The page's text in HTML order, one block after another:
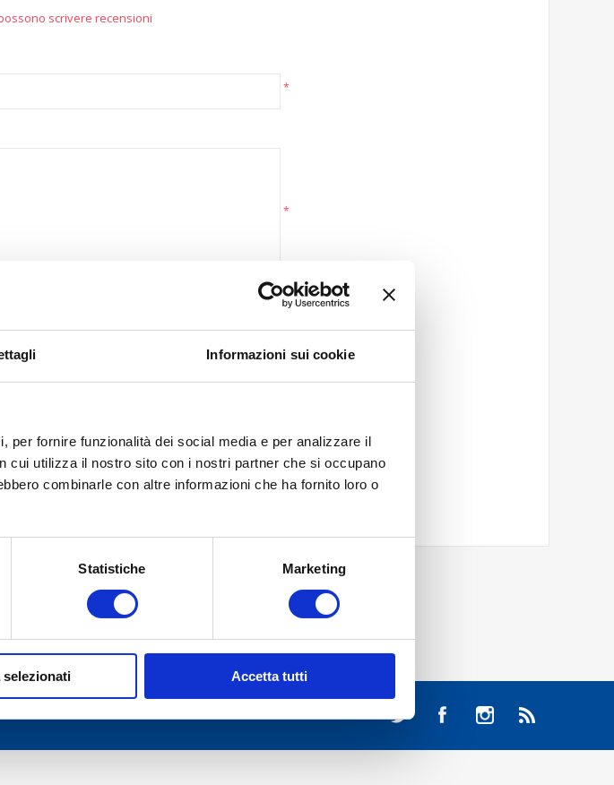
Informazioni sui cookie
per fornire funzionalità dei social media e per analizzare il
cui utilizza il nostro sito con i nostri partner che si occupano
combinarle con altre informazioni che ha fornito loro o
Statistiche Marketing
selezionati Accetta tutti
scrivere recensioni
*
*
Eccellente